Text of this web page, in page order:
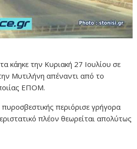
κάηκε την Κυριακή 27 Ιουλίου σε
Μυτιλήνη απέναντι από το
ΕΠΟΜ.
περιόρισε γρήγορα
πλέον θεωρείται απολύτως